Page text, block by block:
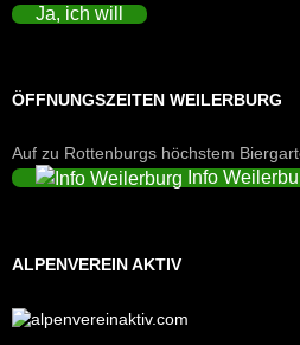
Ja, ich will
ÖFFNUNGSZEITEN WEILERBURG
Auf zu Rottenburgs höchstem
Info
ALPENVEREIN AKTIV